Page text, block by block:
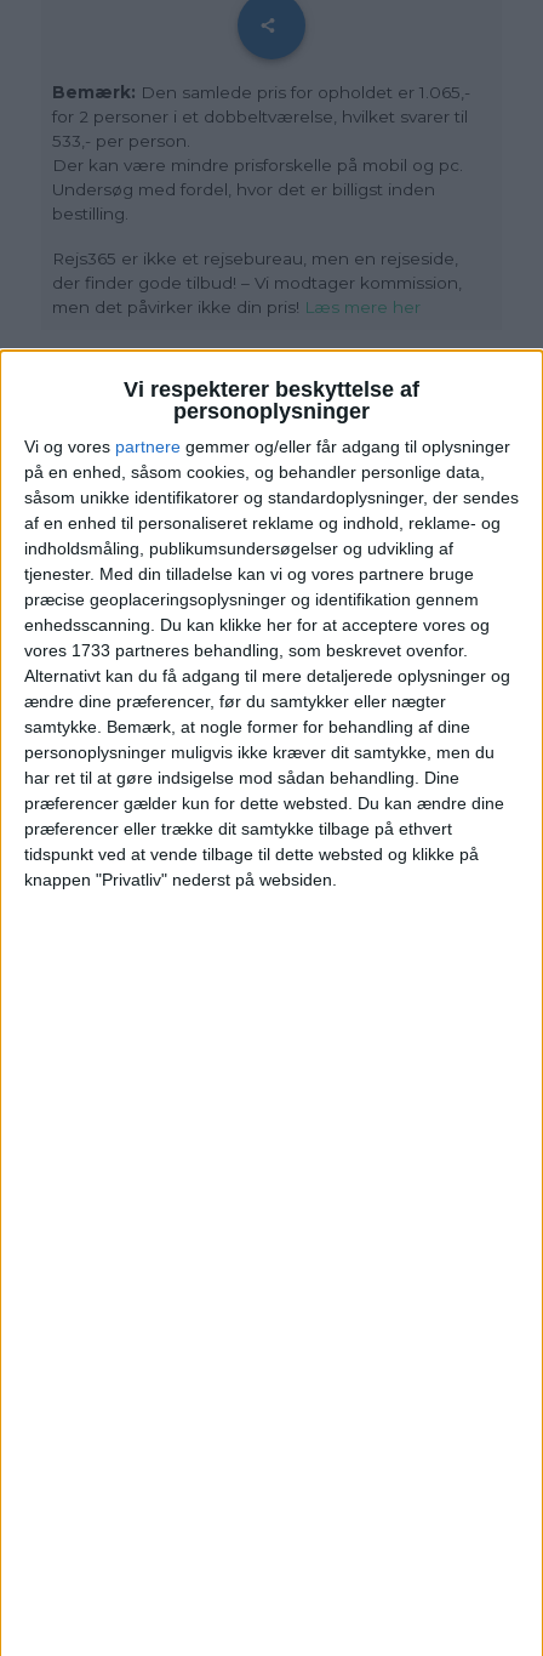
Vi respekterer beskyttelse af
personoplysninger
Vi og vores partnere gemmer og/eller får adgang til oplysninger
på en enhed, såsom cookies, og behandler personlige data,
såsom unikke identifikatorer og standardoplysninger, der sendes
af en enhed til personaliseret reklame og indhold, reklame- og
indholdsmåling, publikumsundersøgelser og udvikling af
tjenester. Med din tilladelse kan vi og vores partnere bruge
præcise geoplaceringsoplysninger og identifikation gennem
enhedsscanning. Du kan klikke her for at acceptere vores og
vores 1733 partneres behandling, som beskrevet ovenfor.
Alternativt kan du få adgang til mere detaljerede oplysninger og
ændre dine præferencer, før du samtykker eller nægter
samtykke. Bemærk, at nogle former for behandling af dine
personoplysninger muligvis ikke kræver dit samtykke, men du
har ret til at gøre indsigelse mod sådan behandling. Dine
præferencer gælder kun for dette websted. Du kan ændre dine
præferencer eller trække dit samtykke tilbage på ethvert
tidspunkt ved at vende tilbage til dette websted og klikke på
knappen "Privatliv" nederst på websiden.
Bemærk: Den samlede pris for opholdet er 1.065,-
for 2 personer i et dobbeltværelse, hvilket svarer til
533,- per person.
Der kan være mindre prisforskelle på mobil og pc.
Undersøg med fordel, hvor det er billigst inden
bestilling.
Rejs365 er ikke et rejsebureau, men en rejseside,
der finder gode tilbud! – Vi modtager kommission,
men det påvirker ikke din pris! Læs mere her
Læs videre efter annoncen
Læs videre efter Annoncen
Annonce
Annonce
HOTEL